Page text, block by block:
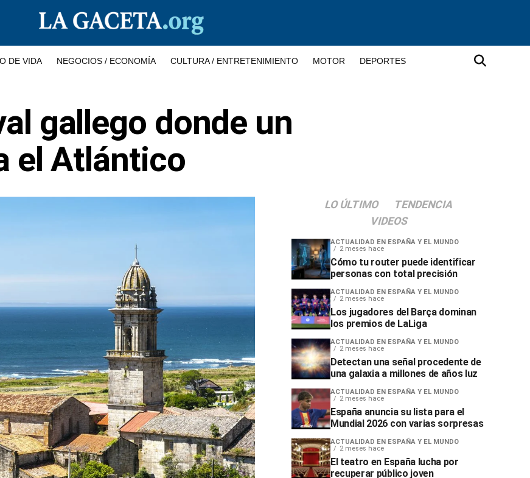
DE VIDA NEGOCIOS / ECONOMÍA CULTURA / ENTRETENIMIENTO MOTOR DEPORTES
gallego donde un
el Atlántico
LO ÚLTIMO
TENDENCIA
VIDEOS
ACTUALIDAD EN ESPAÑA Y EL MUNDO
2 meses hace
Cómo tu router puede identificar
personas con total precisión
ACTUALIDAD EN ESPAÑA Y EL MUNDO
2 meses hace
Los jugadores del Barça dominan
los premios de LaLiga
ACTUALIDAD EN ESPAÑA Y EL MUNDO
2 meses hace
Detectan una señal procedente de
una galaxia a millones de años luz
ACTUALIDAD EN ESPAÑA Y EL MUNDO
2 meses hace
España anuncia su lista para el
Mundial 2026 con varias sorpresas
ACTUALIDAD EN ESPAÑA Y EL MUNDO
2 meses hace
El teatro en España lucha por
recuperar público joven